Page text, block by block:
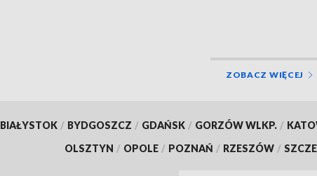
ZOBACZ WIĘCEJ
BIAŁYSTOK / BYDGOSZCZ / GDAŃSK / GORZÓW WLKP. /
OLSZTYN / OPOLE / POZNAŃ / RZESZÓW /